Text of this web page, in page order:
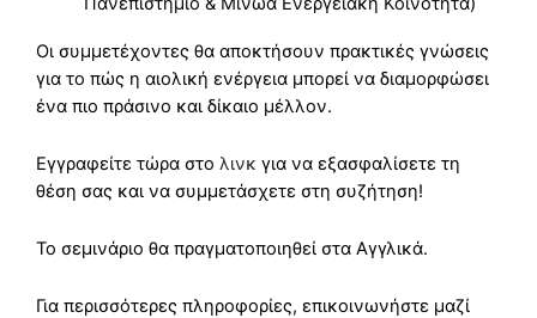
Οι συμμετέχοντες θα αποκτήσουν πρακτικές γνώσεις
για το πώς η αιολική ενέργεια μπορεί να διαμορφώσει
ένα πιο πράσινο και δίκαιο μέλλον.
Εγγραφείτε τώρα στο λινκ για να εξασφαλίσετε τη
θέση σας και να συμμετάσχετε στη συζήτηση!
Το σεμινάριο θα πραγματοποιηθεί στα Αγγλικά.
Για περισσότερες πληροφορίες, επικοινωνήστε μαζί